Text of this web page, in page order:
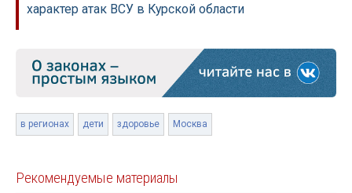
характер атак ВСУ в Курской области
в регионах дети здоровье Москва
Рекомендуемые материалы